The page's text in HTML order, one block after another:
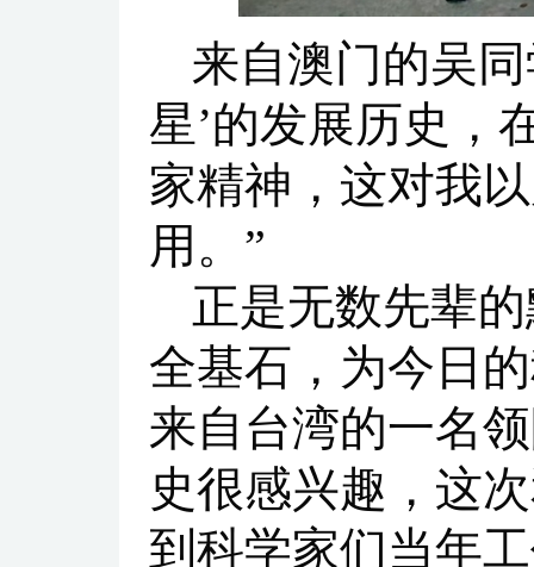
来自澳门的吴
星’的发展历史，
家精神，这对我
用。”
正是无数先辈
全基石，为今日
来自台湾的一名
史很感兴趣，这
到科学家们当年